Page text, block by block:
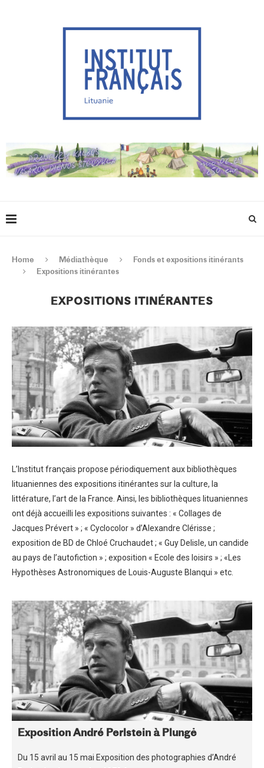
Home Médiathèque
Fonds et expositions itinérants
Expositions itinérantes
EXPOSITIONS ITINÉRANTES
L’Institut français propose périodiquement aux bibliothèques
lituaniennes des expositions itinérantes sur la culture, la
littérature, l’art de la France. Ainsi, les bibliothèques lituaniennes
ont déjà accueilli les expositions suivantes : « Collages de
Jacques Prévert » ; « Cyclocolor » d’Alexandre Clérisse ;
exposition de BD de Chloé Cruchaudet ; « Guy Delisle, un candide
au pays de l’autofiction » ; exposition « Ecole des loisirs » ; «Les
Hypothèses Astronomiques de Louis-Auguste Blanqui » etc.
Exposition André Perlstein à Plungė
Du 15 avril au 15 mai Exposition des photographies d’André